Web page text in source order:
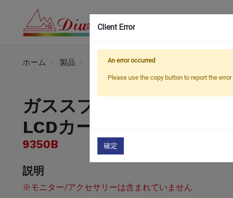
ホーム 製品 モバイルコンピューティングカート
ガススプリングリフト付
LCDカート
9350B
説明
※モニター/アクセサリーは含まれていません
Client Error
An error occurred
Please use the copy button to report the
確定